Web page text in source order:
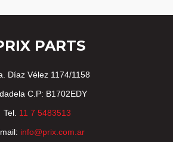
PARTS
Díaz Vélez 1174/1158
C.P: B1702EDY
Tel. 11 7 5483513
info@prix.com.ar